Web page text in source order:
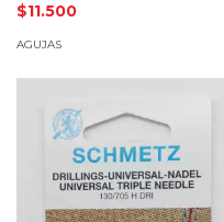
$11.500
AGUJAS